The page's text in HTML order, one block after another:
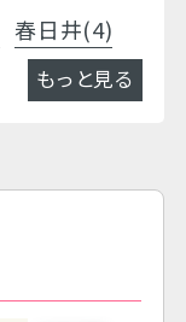
春日井(4)
もっと見る